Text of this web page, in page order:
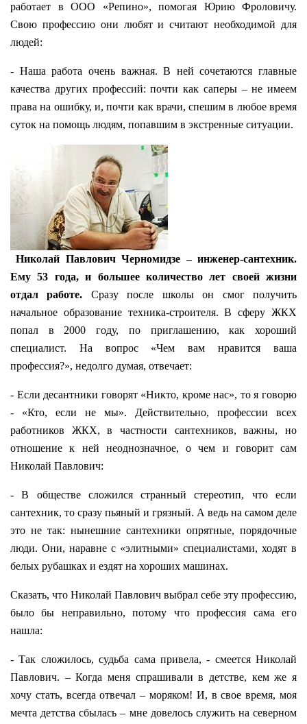
работает в ООО «Репино», помогая Юрию Фроловичу.
Свою профессию они любят и считают необходимой для
людей:
- Наша работа очень важная. В ней сочетаются главные
качества других профессий: почти как саперы – не имеем
права на ошибку, и, почти как врачи, спешим в любое время
суток на помощь людям, попавшим в экстренные ситуации.
Николай Павлович Черномидзе – инженер-сантехник.
Ему 53 года, и большее количество лет своей жизни
отдал работе. Сразу после школы он смог получить
начальное образование техника-строителя. В сферу ЖКХ
попал в 2000 году, по приглашению, как хороший
специалист. На вопрос «Чем вам нравится ваша
профессия?», недолго думая, отвечает:
- Если десантники говорят «Никто, кроме нас», то я говорю
- «Кто, если не мы». Действительно, профессии всех
работников ЖКХ, в частности сантехников, важны, но
отношение к ней неоднозначное, о чем и говорит сам
Николай Павлович:
- В обществе сложился странный стереотип, что если
сантехник, то сразу пьяный и грязный. А ведь на самом деле
это не так: нынешние сантехники опрятные, порядочные
люди. Они, наравне с «элитными» специалистами, ходят в
белых рубашках и ездят на хороших машинах.
Сказать, что Николай Павлович выбрал себе эту профессию,
было бы неправильно, потому что профессия сама его
нашла:
- Так сложилось, судьба сама привела, - смеется Николай
Павлович. – Когда меня спрашивали в детстве, кем же я
хочу стать, всегда отвечал – моряком! И, в свое время, моя
мечта детства сбылась – мне довелось служить на северном